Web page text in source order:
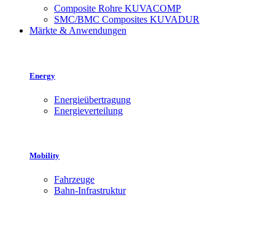
Composite Rohre KUVACOMP
SMC/BMC Composites KUVADUR
Märkte & Anwendungen
Energy
Energieübertragung
Energieverteilung
Mobility
Fahrzeuge
Bahn-Infrastruktur